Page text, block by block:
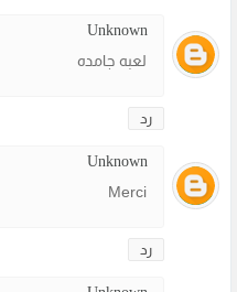
Unknown
لعبه جامده
رد
Unknown
Merci
رد